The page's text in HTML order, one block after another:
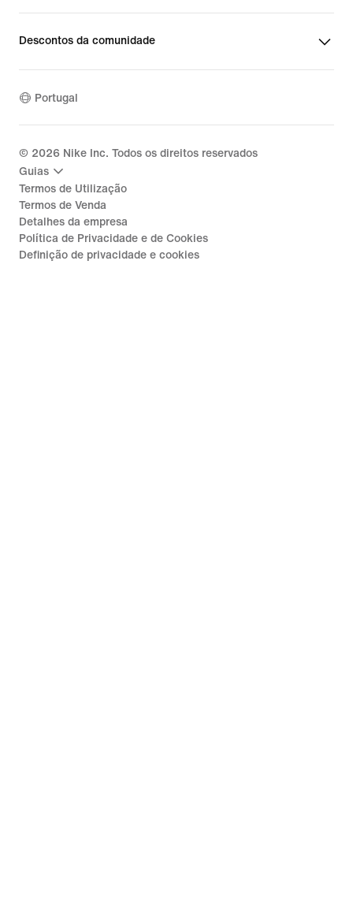
Descontos da comunidade
Portugal
© 2026 Nike Inc. Todos os direitos reservados
Guias
Termos de Utilização
Termos de Venda
Detalhes da empresa
Política de Privacidade e de Cookies
Definição de privacidade e cookies